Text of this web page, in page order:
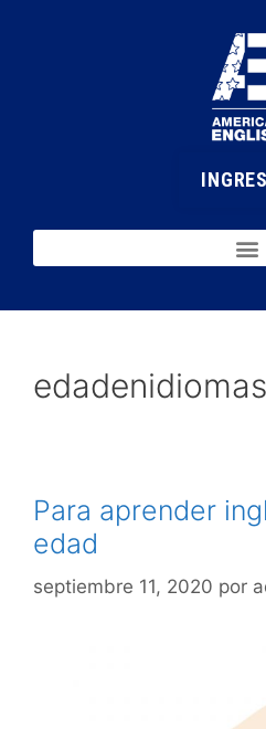
edadenidiomas
Para aprender
edad
septiembre 11, 2020 por